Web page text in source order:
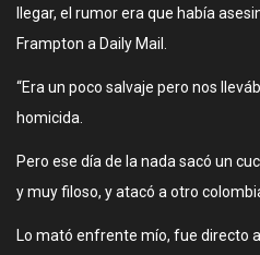
llegar, el rumor era que había
Frampton a Daily Mail.
“Era un poco salvaje pero nos
homicida.
Pero ese día de la nada sacó un
y muy filoso, y atacó a otro
Lo mató enfrente mío, fue directo